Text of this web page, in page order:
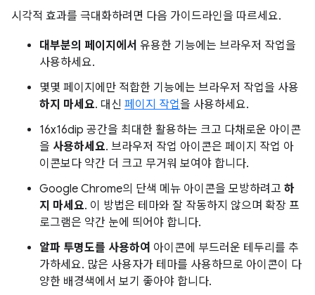
시각적 효과를 극대화하려면 다음 가이드라인을 따르세요.
대부분의 페이지에서 유용한 기능에는 브라우저 작업을
사용하세요.
몇몇 페이지에만 적합한 기능에는 브라우저 작업을 사용
하지 마세요. 대신 페이지 작업을 사용하세요.
16x16dip 공간을 최대한 활용하는 크고 다채로운 아이콘
을 사용하세요. 브라우저 작업 아이콘은 페이지 작업 아
이콘보다 약간 더 크고 무거워 보여야 합니다.
Google Chrome의 단색 메뉴 아이콘을 모방하려고 하
지 마세요. 이 방법은 테마와 잘 작동하지 않으며 확장 프
로그램은 약간 눈에 띄어야 합니다.
알파 투명도를 사용하여 아이콘에 부드러운 테두리를 추
가하세요. 많은 사용자가 테마를 사용하므로 아이콘이 다
양한 배경색에서 보기 좋아야 합니다.